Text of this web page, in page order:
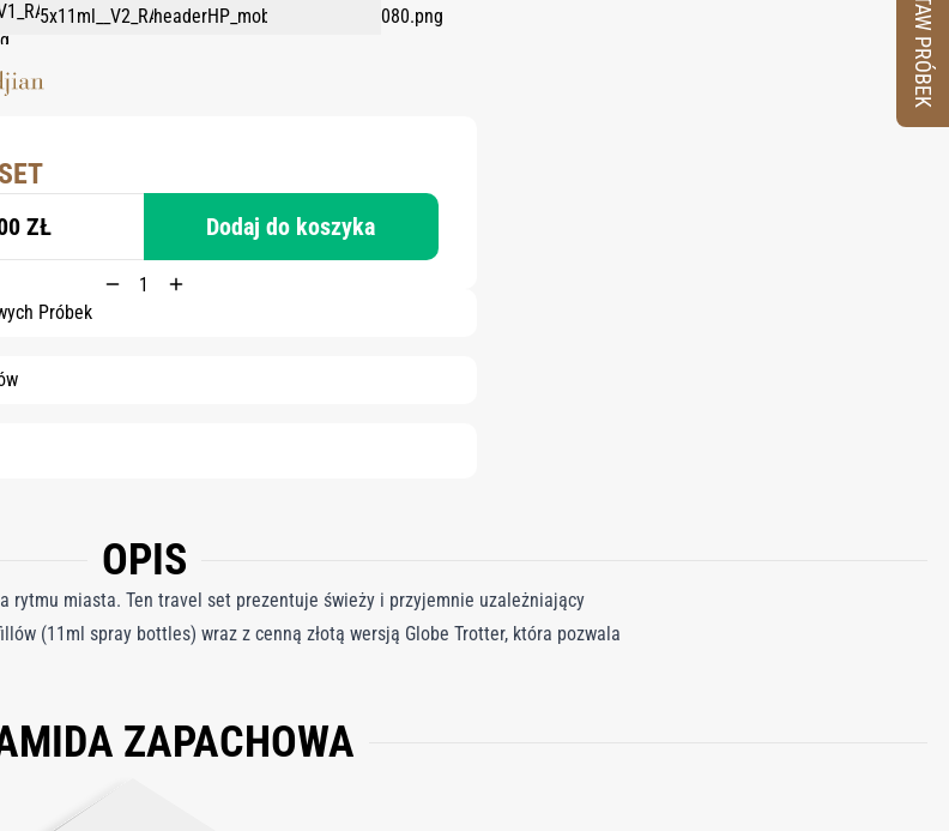
ZŁ Dodaj do koszyka
Próbek
OPIS
rytmu miasta. Ten travel set prezentuje świeży i przyjemnie uzależniający
(11ml spray bottles) wraz z cenną złotą wersją Globe Trotter, która pozwala
ZAPACHOWA
ZESTAW PRÓBEK